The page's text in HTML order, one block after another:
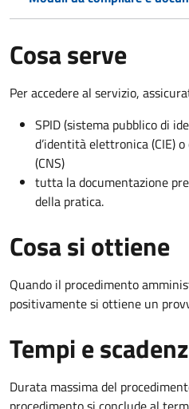
Cosa serve
Per accedere al servizio,
SPID (sistema pubblico di
d’identità elettronica (CIE)
(CNS)
tutta la documentazione
della pratica.
Cosa si ottiene
Quando il procedimento
positivamente si ottiene un
Tempi e
Durata massima del